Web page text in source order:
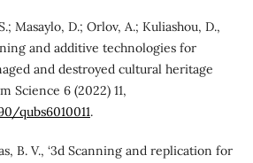
Masaylo, D.; Orlov, A.; Kuliashou, D.,
and additive technologies for
and destroyed cultural heritage
Science 6 (2022) 11,
qubs6010011.
B. V., ‘3d Scanning and replication for